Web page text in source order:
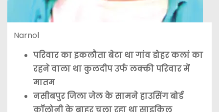
Narnol
परिवार का इकलौता बेटा था गांव डोहर कलां का
रहने वाला था कुलदीप उर्फ लक्की परिवार में
मातम
नसीबपुर जिला जेल के सामने हाउसिंग बोर्ड
कॉलोनी के बाहर चला रहा था साइकिल